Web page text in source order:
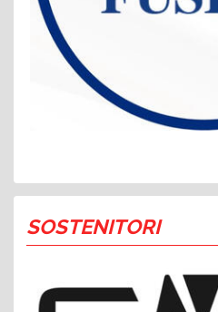
SOSTENITORI